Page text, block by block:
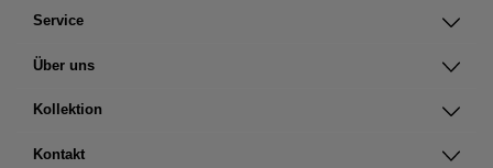
Service
Über uns
Kollektion
Kontakt